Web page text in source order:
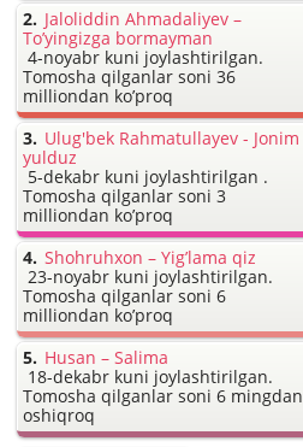
Jaloliddin Ahmadaliyev –
To’yingizga bormayman
4-noyabr kuni joylashtirilgan.
Tomosha qilganlar soni 36
milliondan ko’proq
Ulug'bek Rahmatullayev - Jonim
yulduz
5-dekabr kuni joylashtirilgan .
Tomosha qilganlar soni 3
milliondan ko’proq
Shohruhxon – Yig’lama qiz
23-noyabr kuni joylashtirilgan.
Tomosha qilganlar soni 6
milliondan ko’proq
Husan – Salima
18-dekabr kuni joylashtirilgan.
Tomosha qilganlar soni 6 mingdan
oshiqroq